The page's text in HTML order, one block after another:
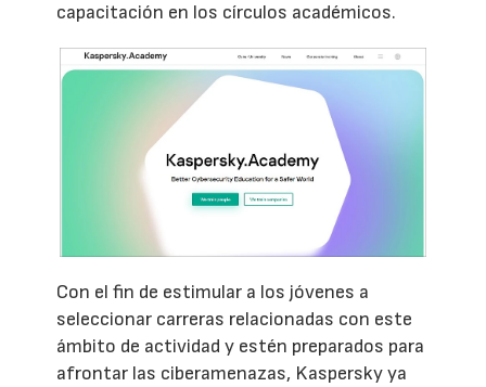
capacitación en los círculos académicos.
Con el fin de estimular a los jóvenes a
seleccionar carreras relacionadas con este
ámbito de actividad y estén preparados para
afrontar las ciberamenazas, Kaspersky ya